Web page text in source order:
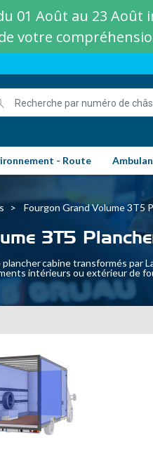
01 Août au 23
votre
- Route
Fourgon Grand Volume 3T5
3T5
cabine transformés par
intérieurs ou extérieur de